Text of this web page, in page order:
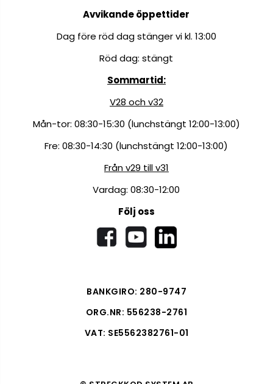
Avvikande öppettider
Dag före röd dag stänger vi kl. 13:00
Röd dag: stängt
Sommartid:
V28 och v32
Mån-tor: 08:30-15:30 (lunchstängt 12:00-13:00)
Fre: 08:30-14:30 (lunchstängt 12:00-13:00)
Från v29 till v31
Vardag: 08:30-12:00
Följ oss
BANKGIRO: 280-9747
ORG.NR: 556238-2761
VAT: SE5562382761-01